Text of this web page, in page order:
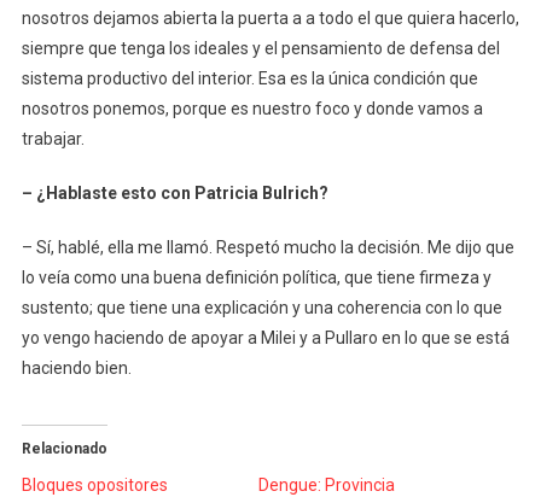
nosotros dejamos abierta la puerta a a todo el que quiera hacerlo,
siempre que tenga los ideales y el pensamiento de defensa del
sistema productivo del interior. Esa es la única condición que
nosotros ponemos, porque es nuestro foco y donde vamos a
trabajar.
– ¿Hablaste esto con Patricia Bulrich?
– Sí, hablé, ella me llamó. Respetó mucho la decisión. Me dijo que
lo veía como una buena definición política, que tiene firmeza y
sustento; que tiene una explicación y una coherencia con lo que
yo vengo haciendo de apoyar a Milei y a Pullaro en lo que se está
haciendo bien.
Relacionado
Bloques opositores
Dengue: Provincia